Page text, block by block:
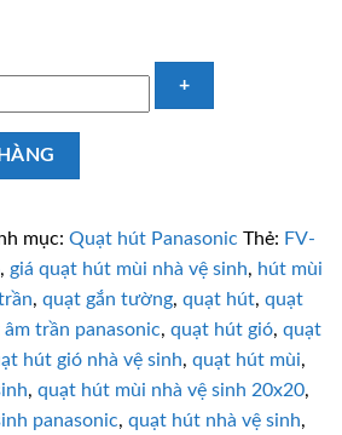
mục: Quạt hút Panasonic Thẻ: FV-
, giá quạt hút mùi nhà vệ sinh, hút mùi
, quạt gắn tường, quạt hút, quạt
trần panasonic, quạt hút gió, quạt
hút gió nhà vệ sinh, quạt hút mùi,
, quạt hút mùi nhà vệ sinh 20x20,
panasonic, quạt hút nhà vệ sinh,